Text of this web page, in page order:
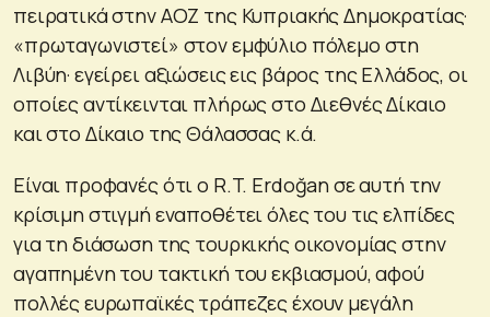
πειρατικά στην ΑΟΖ της Κυπριακής Δημοκρατίας·
«πρωταγωνιστεί» στον εμφύλιο πόλεμο στη
Λιβύη· εγείρει αξιώσεις εις βάρος της Ελλάδος, οι
οποίες αντίκεινται πλήρως στο Διεθνές Δίκαιο
και στο Δίκαιο της Θάλασσας κ.ά.
Είναι προφανές ότι ο R.T. Erdoğan σε αυτή την
κρίσιμη στιγμή εναποθέτει όλες του τις ελπίδες
για τη διάσωση της τουρκικής οικονομίας στην
αγαπημένη του τακτική του εκβιασμού, αφού
πολλές ευρωπαϊκές τράπεζες έχουν μεγάλη